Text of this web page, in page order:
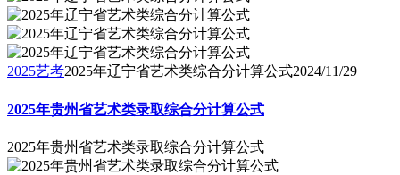
2025艺考2025年辽宁省艺术类综合分计算公式2024/11/29
2025年贵州省艺术类录取综合分计算公式
2025年贵州省艺术类录取综合分计算公式